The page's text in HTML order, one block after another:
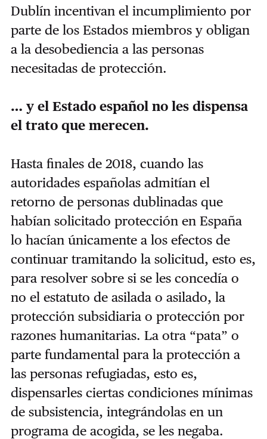
Dublín incentivan el incumplimiento por
parte de los Estados miembros y obligan
a la desobediencia a las personas
necesitadas de protección.
… y el Estado español no les dispensa
el trato que merecen.
Hasta finales de 2018, cuando las
autoridades españolas admitían el
retorno de personas dublinadas que
habían solicitado protección en España
lo hacían únicamente a los efectos de
continuar tramitando la solicitud, esto es,
para resolver sobre si se les concedía o
no el estatuto de asilada o asilado, la
protección subsidiaria o protección por
razones humanitarias. La otra “pata” o
parte fundamental para la protección a
las personas refugiadas, esto es,
dispensarles ciertas condiciones mínimas
de subsistencia, integrándolas en un
programa de acogida, se les negaba.